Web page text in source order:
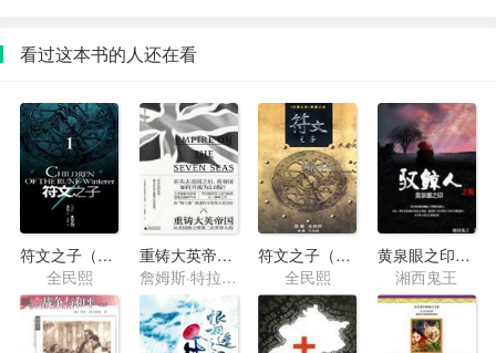
看过这本书的人还在看
符文之子（1）冬日之剑
全民熙
重铸大英帝国·从美国独立到第二次世界大战
詹姆斯·特拉斯洛·亚当斯
符文之子（3）存活之岛
全民熙
黄泉眼之印2·驭鲸人之殇
湘西鬼王